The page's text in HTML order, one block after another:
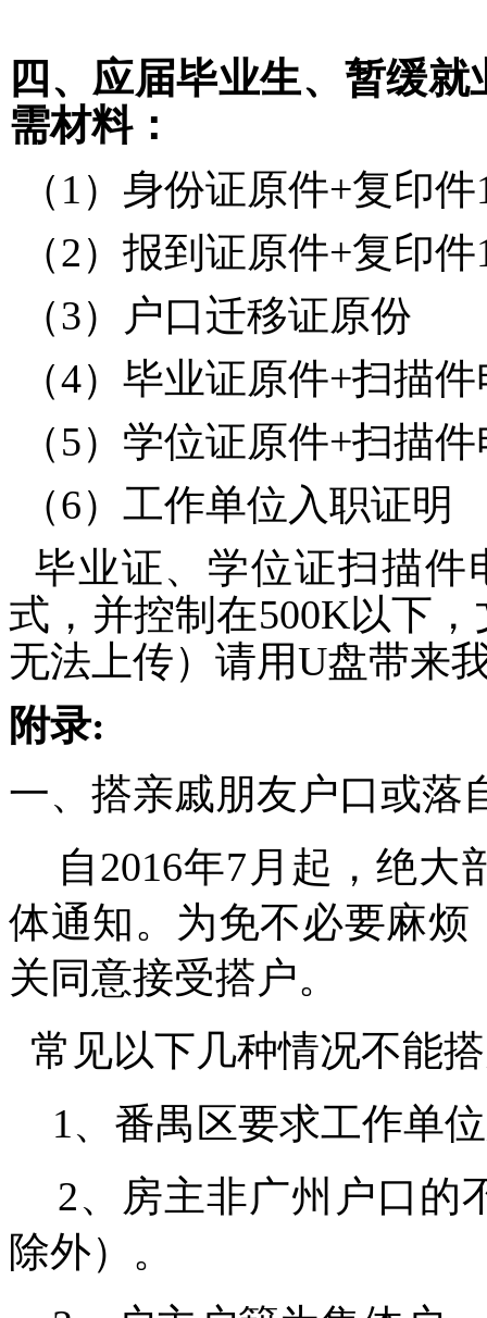
四、应届毕业生、暂缓
需材料：
（1）身份证原件+复印件
（2）报到证原件+复印件
（3）户口迁移证原份
（4）毕业证原件+扫描
（5）学位证原件+扫描
（6）工作单位入职证明
毕业证、学位证扫描件
式，并控制在500K以下
无法上传）请用U盘带来
附录:
一、搭亲戚朋友户口或落
自2016年7月起，绝大
体通知。为免不必要麻
关同意接受搭户。
常见以下几种情况不能
1、番禺区要求工作单
2、房主非广州户口的
除外）。